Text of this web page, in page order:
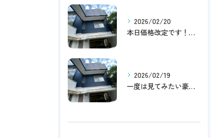
2026/02/20
本日価格改定です！！このチャンスお見逃しなく！！！
2026/02/19
一度は見てみたい豪邸！！内覧受付中です～☆